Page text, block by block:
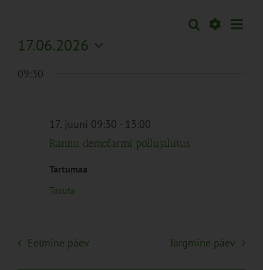
Sündmused
Otsi Päev
17.06.2026
kuupäev.
09:30
17. juuni 09:30 - 13:00
Rannu demofarmi põllujalutus
Tartumaa
Tasuta
Eelmine päev Järgmine päev